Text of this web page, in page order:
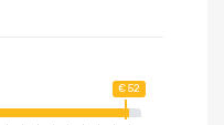
€ 52